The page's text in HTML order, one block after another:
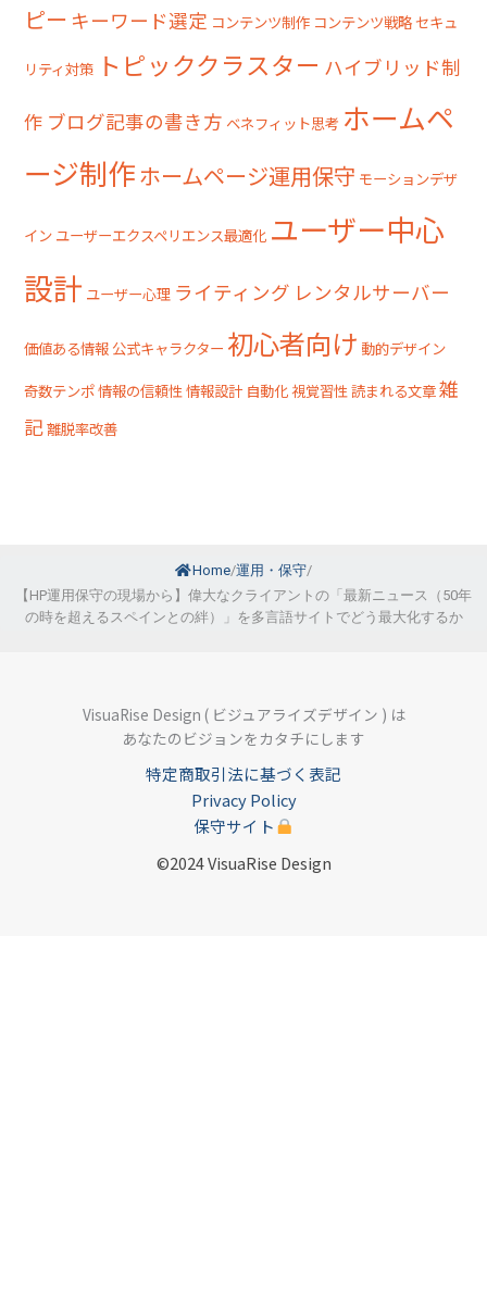
ピー キーワード選定 コンテンツ制作 コンテンツ戦略セキュ
リティ対策 トピッククラスター ハイブリッド制
作 ブログ記事の書き方 ベネフィット思考 ホームペ
ージ制作ホームページ運用保守 モーションデザ
イン ユーザーエクスペリエンス最適化 ユーザー中心
設計 ユーザー心理 ライティング レンタルサーバー
価値ある情報 公式キャラクター 初心者向け 動的デザイン
奇数テンポ情報の信頼性 情報設計 自動化視覚習性 読まれる文章雑
記離脱率改善
Home/運用・保守/
【HP運用保守の現場から】偉大なクライアントの「最新ニュース（50年
の時を超えるスペインとの絆）」を多言語サイトでどう最大化するか
VisuaRise Design ( ビジュアライズデザイン ) は
あなたのビジョンをカタチにします
特定商取引法に基づく表記
Privacy Policy
保守サイト
©2024 VisuaRise Design